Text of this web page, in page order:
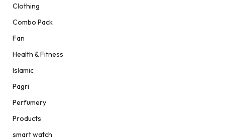
Clothing
Combo Pack
Fan
Health & Fitness
Islamic
Pagri
Perfumery
Products
smart watch